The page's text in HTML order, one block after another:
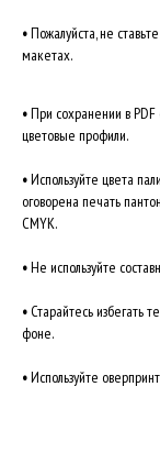
•Пожалуйста, не
макетах.
•При сохранении в PDF
цветовые профили.
•Используйте цвета
оговорена печать
CMYK.
•Не используйте
• Старайтесь избегать
фоне.
•Используйте